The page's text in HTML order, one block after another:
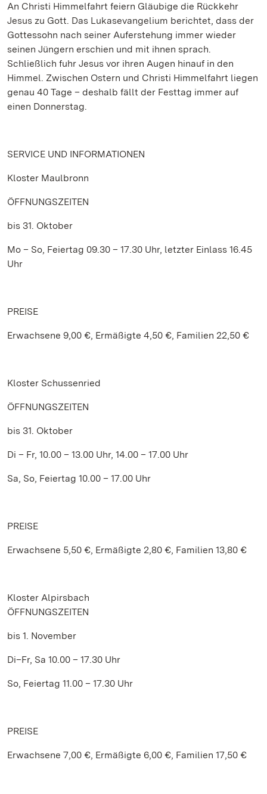
An Christi Himmelfahrt feiern Gläubige die Rückkehr
Jesus zu Gott. Das Lukasevangelium berichtet, dass der
Gottessohn nach seiner Auferstehung immer wieder
seinen Jüngern erschien und mit ihnen sprach.
Schließlich fuhr Jesus vor ihren Augen hinauf in den
Himmel. Zwischen Ostern und Christi Himmelfahrt liegen
genau 40 Tage – deshalb fällt der Festtag immer auf
einen Donnerstag.
SERVICE UND INFORMATIONEN
Kloster Maulbronn
ÖFFNUNGSZEITEN
bis 31. Oktober
Mo – So, Feiertag 09.30 – 17.30 Uhr, letzter Einlass 16.45
Uhr
PREISE
Erwachsene 9,00 €, Ermäßigte 4,50 €, Familien 22,50 €
Kloster Schussenried
ÖFFNUNGSZEITEN
bis 31. Oktober
Di – Fr, 10.00 – 13.00 Uhr, 14.00 – 17.00 Uhr
Sa, So, Feiertag 10.00 – 17.00 Uhr
PREISE
Erwachsene 5,50 €, Ermäßigte 2,80 €, Familien 13,80 €
Kloster Alpirsbach
ÖFFNUNGSZEITEN
bis 1. November
Di–Fr, Sa 10.00 – 17.30 Uhr
So, Feiertag 11.00 – 17.30 Uhr
PREISE
Erwachsene 7,00 €, Ermäßigte 6,00 €, Familien 17,50 €